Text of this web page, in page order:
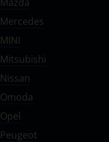
Mercedes
MINI
Mitsubishi
Nissan
Omoda
Opel
Peugeot